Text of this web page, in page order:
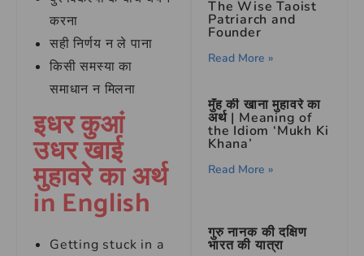
करना
सही निर्णय न ले पाना
किसी समस्या का
समाधान न मिलना
इधर कुआं
उधर खाई
मुहावरे का अर्थ
in English
Getting stuck in a
The Wise Taoist
Patriarch and
Founder
Read More »
मुँह की खाना मुहावरे का
अर्थ | Meaning of
the Idiom ‘Mukh Ki
Khana’
Read More »
गुरु नानक की दक्षिण
भारत की यात्रा